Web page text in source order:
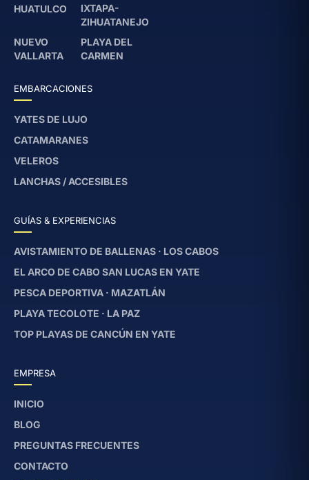
HUATULCO
IXTAPA-
ZIHUATANEJO
NUEVO
VALLARTA
PLAYA DEL
CARMEN
EMBARCACIONES
YATES DE LUJO
CATAMARANES
VELEROS
LANCHAS / ACCESIBLES
GUÍAS & EXPERIENCIAS
AVISTAMIENTO DE BALLENAS · LOS CABOS
EL ARCO DE CABO SAN LUCAS EN YATE
PESCA DEPORTIVA · MAZATLÁN
PLAYA TECOLOTE · LA PAZ
TOP PLAYAS DE CANCÚN EN YATE
EMPRESA
INICIO
BLOG
PREGUNTAS FRECUENTES
CONTACTO